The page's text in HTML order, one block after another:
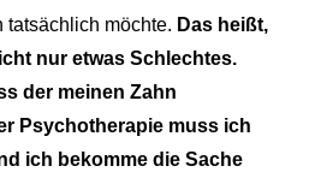
tatsächlich möchte. Das heißt,
nur etwas Schlechtes.
der meinen Zahn
Psychotherapie muss ich
ich bekomme die Sache